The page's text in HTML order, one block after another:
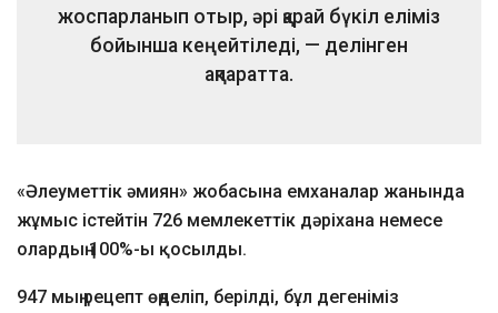
жоспарланып отыр, әрі қарай бүкіл еліміз
бойынша кеңейтіледі, — делінген
ақпаратта.
«Әлеуметтік әмиян» жобасына емханалар жанында
жұмыс істейтін 726 мемлекеттік дәріхана немесе
олардың 100%-ы қосылды.
947 мың рецепт өңделіп, берілді, бұл дегеніміз